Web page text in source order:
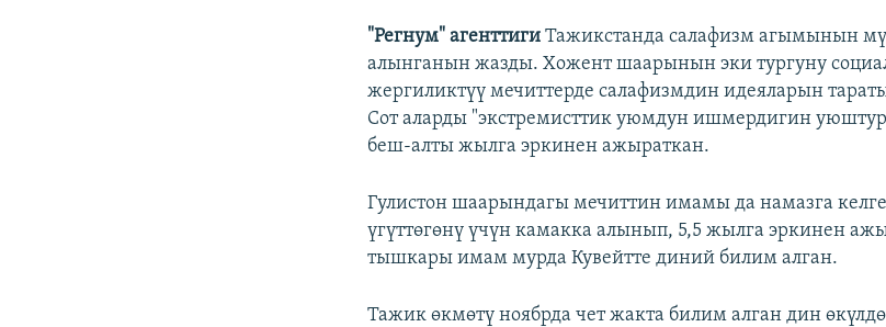
"Регнум" агенттигиТажикстанда салафизм агымынын
алынганын жазды. Хожент шаарынын эки тургуну
жергиликтүү мечиттерде салафизмдин идеяларын
Сот аларды "экстремисттик уюмдун ишмердигин
беш-алты жылга эркинен ажыраткан.
Гулистон шаарындагы мечиттин имамы да намазга
үгүттөгөнү үчүн камакка алынып, 5,5 жылга эркинен
тышкары имам мурда Кувейтте диний билим алган.
Тажик өкмөтү ноябрда чет жакта билим алган дин